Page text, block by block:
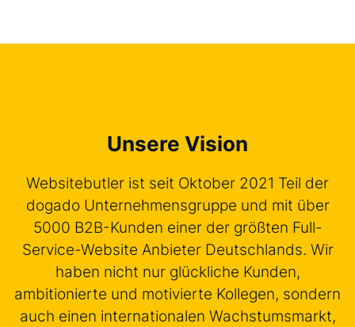
Unsere Vision
Websitebutler ist seit Oktober 2021 Teil der
dogado Unternehmensgruppe und mit über
5000 B2B-Kunden einer der größten Full-
Service-Website Anbieter Deutschlands. Wir
haben nicht nur glückliche Kunden,
ambitionierte und motivierte Kollegen, sondern
auch einen internationalen Wachstumsmarkt,